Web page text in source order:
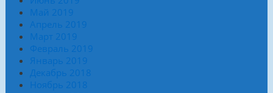
Май 2019
Апрель 2019
Март 2019
Февраль 2019
Январь 2019
Декабрь 2018
Ноябрь 2018